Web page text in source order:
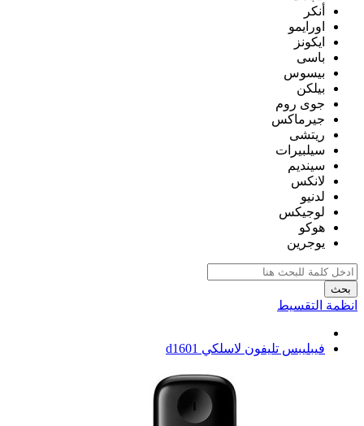
أنكر
اورايمو
ايكونز
باسى
بيسوس
بيلكن
جوى روم
جيرماكس
ريتشى
سيلبيرات
سينديم
لانكس
لدنيو
لوجيكس
هوكو
يوجرين
بحث
انظمة التقسيط
فيبليبس تليفون لاسلكي d1601